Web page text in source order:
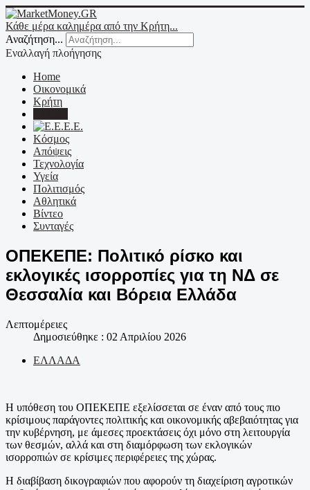
Κάθε μέρα καλημέρα από την Κρήτη...
Αναζήτηση...
Εναλλαγή πλοήγησης
Home
Οικονομικά
Κρήτη
Ε.Ε.
Κόσμος
Απόψεις
Τεχνολογία
Υγεία
Πολιτισμός
Αθλητικά
Βίντεο
Συνταγές
ΟΠΕΚΕΠΕ: Πολιτικό ρίσκο και
εκλογικές ισορροπίες για τη ΝΔ σε
Θεσσαλία και Βόρεια Ελλάδα
Λεπτομέρειες
Δημοσιεύθηκε : 02 Απριλίου 2026
ΕΛΛΑΔΑ
Η υπόθεση του ΟΠΕΚΕΠΕ εξελίσσεται σε έναν από τους πιο
κρίσιμους παράγοντες πολιτικής και οικονομικής αβεβαιότητας για
την κυβέρνηση, με άμεσες προεκτάσεις όχι μόνο στη λειτουργία
των θεσμών, αλλά και στη διαμόρφωση των εκλογικών
ισορροπιών σε κρίσιμες περιφέρειες της χώρας.
Η διαβίβαση δικογραφιών που αφορούν τη διαχείριση αγροτικών